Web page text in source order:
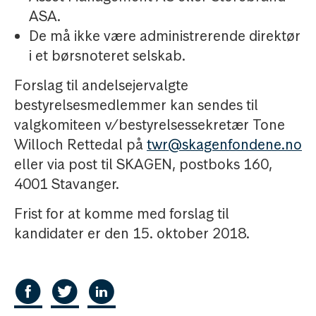
ASA.
De må ikke være administrerende direktør
i et børsnoteret selskab.
Forslag til andelsejervalgte
bestyrelsesmedlemmer kan sendes til
valgkomiteen v/bestyrelsessekretær Tone
Willoch Rettedal påtwr@skagenfondene.no
eller via post til SKAGEN, postboks 160,
4001 Stavanger.
Frist for at komme med forslag til
kandidater er den 15. oktober 2018.